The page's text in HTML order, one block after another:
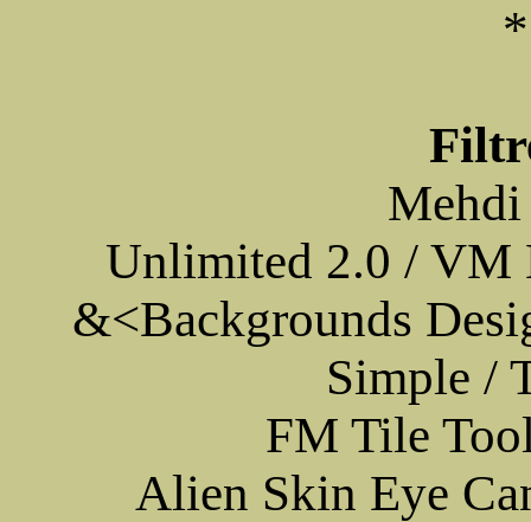
Unlimited 2.0 / VM
&<Backgrounds
Simple /
FM Tile
Alien Skin Eye